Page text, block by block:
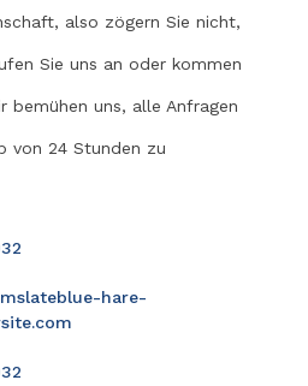
also zögern Sie nicht,
Sie uns an oder kommen
bemühen uns, alle Anfragen
von 24 Stunden zu
hare-